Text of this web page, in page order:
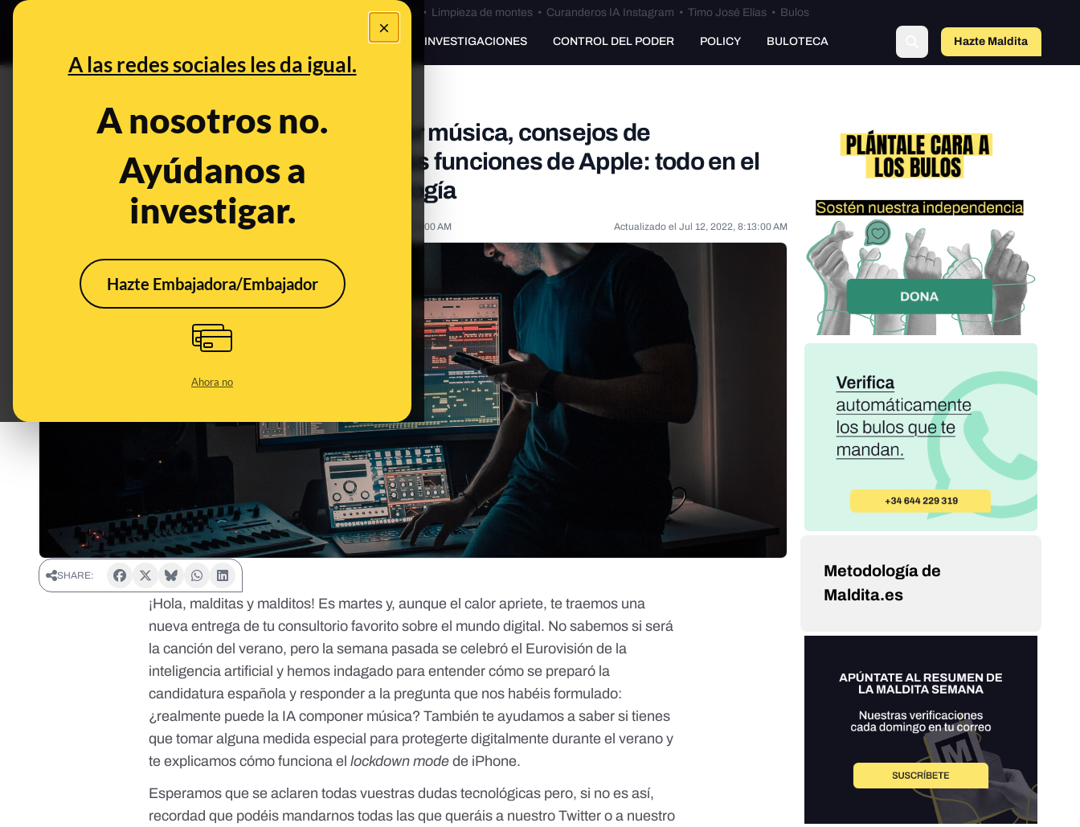
×
A las redes sociales les da igual.
A nosotros no.
Ayúdanos a
investigar.
Hazte Embajadora/Embajador
Ahora no
Bulos Ceuta • Limpieza de montes• Curanderos IA Instagram • Timo José Elías• Bulos
PREBUNKING INVESTIGACIONES CONTROL DEL PODER POLICY BULOTECA Hazte Maldito
Inteligencia artificial para componer música, consejos de
ciberseguridad veraniegos y nuevas funciones de Apple: todo en el
108º consultorio de Maldita Tecnología
Publicado el Jul 12, 2022, 8:13:00 AM Actualizado el Jul 12, 2022, 8:13:00 AM
SHARE:
¡Hola, malditas y malditos! Es martes y, aunque el calor apriete, te traemos una
nueva entrega de tu consultorio favorito sobre el mundo digital. No sabemos si será
la canción del verano, pero la semana pasada se celebró el Eurovisión de la
inteligencia artificial y hemos indagado para entender cómo se preparó la
candidatura española y responder a la pregunta que nos habéis formulado:
¿realmente puede la IA componer música? También te ayudamos a saber si tienes
que tomar alguna medida especial para protegerte digitalmente durante el verano y
te explicamos cómo funciona ellockdown modede iPhone.
Esperamos que se aclaren todas vuestras dudas tecnológicas pero, si no es así,
recordad que podéis mandarnos todas las que queráis a nuestro Twitter o a nuestro
Metodología de
Maldita.es